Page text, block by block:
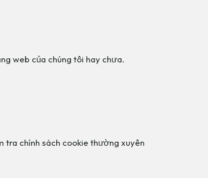
web của chúng tôi hay chưa.
tra chính sách cookie thường xuyên